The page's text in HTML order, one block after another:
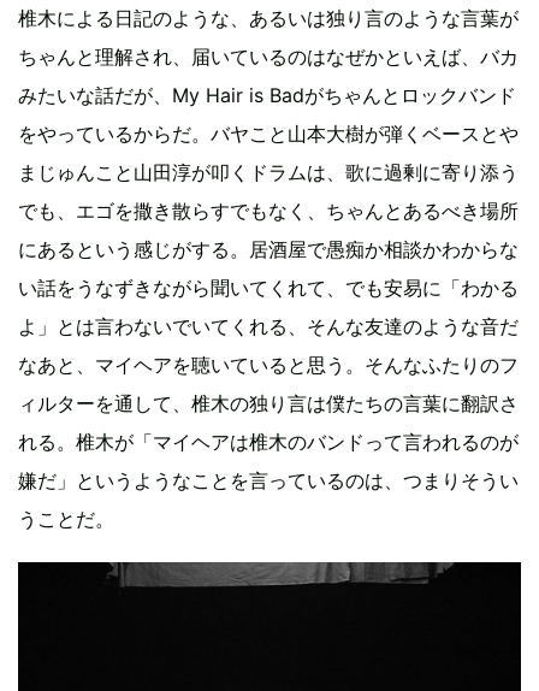
椎木による日記のような、あるいは独り言のような言葉が
ちゃんと理解され、届いているのはなぜかといえば、バカ
みたいな話だが、My Hair is Badがちゃんとロックバンド
をやっているからだ。バヤこと山本大樹が弾くベースとや
まじゅんこと山田淳が叩くドラムは、歌に過剰に寄り添う
でも、エゴを撒き散らすでもなく、ちゃんとあるべき場所
にあるという感じがする。居酒屋で愚痴か相談かわからな
い話をうなずきながら聞いてくれて、でも安易に「わかる
よ」とは言わないでいてくれる、そんな友達のような音だ
なあと、マイヘアを聴いていると思う。そんなふたりのフ
ィルターを通して、椎木の独り言は僕たちの言葉に翻訳さ
れる。椎木が「マイヘアは椎木のバンドって言われるのが
嫌だ」というようなことを言っているのは、つまりそうい
うことだ。